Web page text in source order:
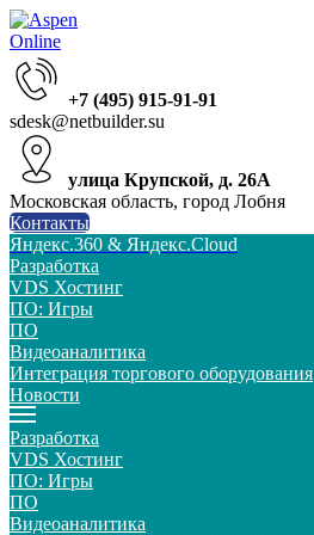
+7 (495) 915-91-91
sdesk@netbuilder.su
улица Крупской, д. 26А
Московская область, город Лобня
Контакты
Яндекс.360 & Яндекс.Cloud
Разработка
VDS Хостинг
ПО: Игры
ПО
Видеоаналитика
Интеграция торгового оборудования
Новости
Разработка
VDS Хостинг
ПО: Игры
ПО
Видеоаналитика